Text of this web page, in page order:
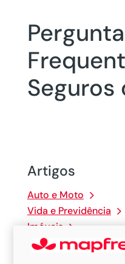
Seguros
Artigos
Auto e Moto
Vida e Previdência
Imóveis
Comércio